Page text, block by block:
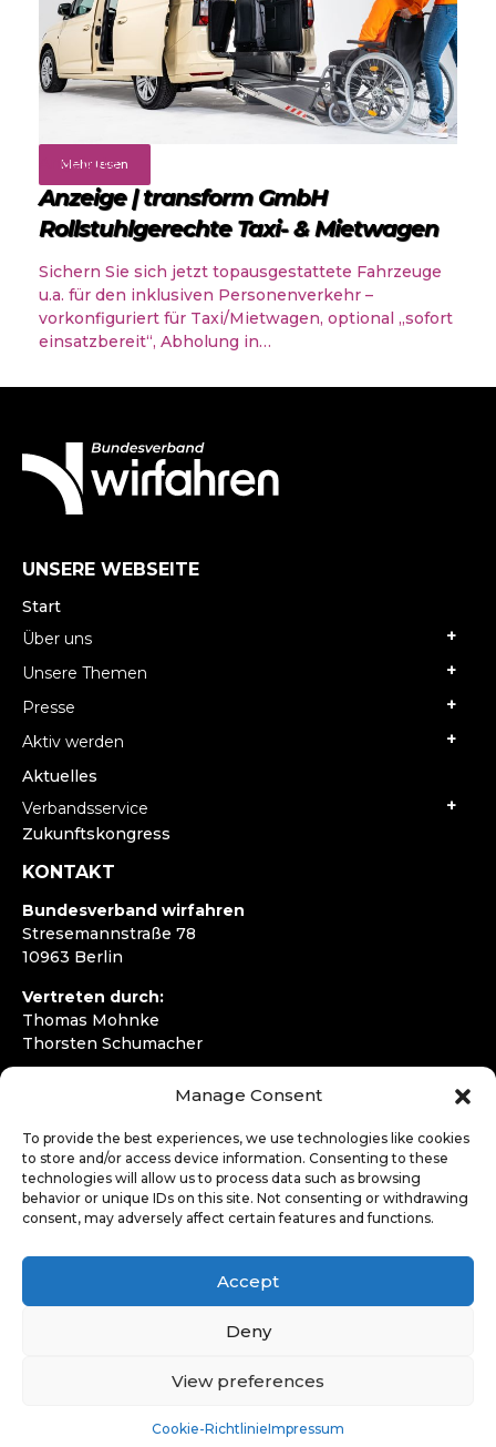
Manage Consent
To provide the best experiences, we use technologies like cookies
to store and/or access device information. Consenting to these
technologies will allow us to process data such as browsing
behavior or unique IDs on this site. Not consenting or withdrawing
consent, may adversely affect certain features and functions.
Accept
Deny
View preferences
Cookie-RichtlinieImpressum
Mehr lesen
Angebote
Anzeige | transform GmbH
Rollstuhlgerechte Taxi- & Mietwagen
Sichern Sie sich jetzt topausgestattete Fahrzeuge
u.a. für den inklusiven Personenverkehr –
vorkonfiguriert für Taxi/Mietwagen, optional „sofort
einsatzbereit“, Abholung in…
UNSERE WEBSEITE
Start
Über uns
Unsere Themen
Presse
Aktiv werden
Aktuelles
Verbandsservice
Zukunftskongress
KONTAKT
Bundesverband wirfahren
Stresemannstraße 78
10963 Berlin
Vertreten durch:
Thomas Mohnke
Thorsten Schumacher
kontakt@wirfahren.de
RECHTLICHES
Impressum
Datenschutzerklärung